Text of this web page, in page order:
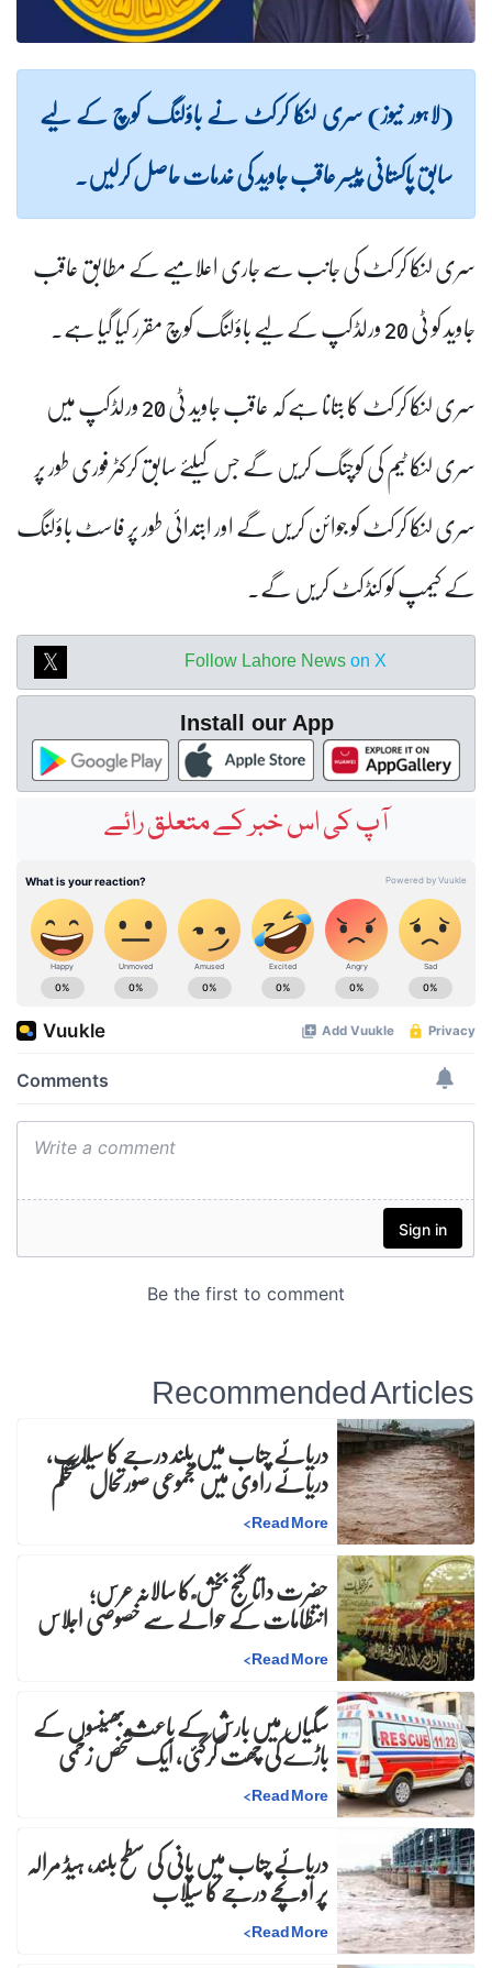
(لاہور نیوز) سری لنکا کرکٹ نے باؤلنگ کوچ کے لیے
سابق پاکستانی پیسر عاقب جاوید کی خدمات حاصل کرلیں۔
سری لنکا کرکٹ کی جانب سے جاری اعلامیے کے مطابق عاقب
جاوید کو ٹی 20 ورلڈکپ کے لیے باؤلنگ کوچ مقرر کیا گیا ہے۔
سری لنکا کرکٹ کا بتانا ہے کہ عاقب جاوید ٹی 20 ورلڈکپ میں
سری لنکا ٹیم کی کوچنگ کریں گے جس کیلئے سابق کرکٹر فوری طور پر
سری لنکا کرکٹ کو جوائن کریں گے اور ابتدائی طور پر فاسٹ باؤلنگ
کے کیمپ کو کنڈکٹ کریں گے۔
Follow Lahore News on X
Install our App
آپ کی اس خبر کے متعلق رائے
Recommended Articles
دریائے چناب میں بلند درجے کا سیلاب،
دریائے راوی میں مجموعی صورتحال مستحکم
Read More
>
حضرت داتا گنج بخش ؒ کا سالانہ عرس;
انتظامات کے حوالے سے خصوصی اجلاس
Read More
>
سگیاں میں بارش کے باعث بھینسوں کے
باڑے کی چھت گرگئی، ایک شخص زخمی
Read More
>
دریائے چناب میں پانی کی سطح بلند، ہیڈ مرالہ
پر اونچے درجے کا سیلاب
Read More
>